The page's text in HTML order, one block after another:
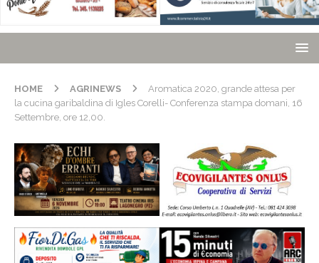
HOME AGRINEWS
Aromatica 2020, grande attesa per
la cucina garibaldina di Igles Corelli- Conferenza stampa domani, 16
Settembre, ore 12,00.